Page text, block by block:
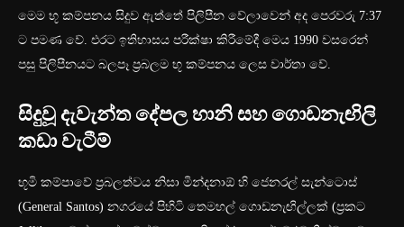
මෙම භූ කම්පනය සිදුව ඇත්තේ පිලිපීන වේලාවෙන් අද පෙරවරු 7:37
ට පමණ වේ. එරට ඉතිහාසය පරීක්ෂා කිරීමේදී මෙය 1990 වසරෙන්
පසු පිලිපීනයට බලපෑ ප්‍රබලම භූ කම්පනය ලෙස වාර්තා වේ.
සිදුවූ දැවැන්ත දේපල හානි සහ ගොඩනැඟිලි
කඩා වැටීම්
භූමි කම්පාවේ ප්‍රබලත්වය නිසා මින්දනාඕ හි ජෙනරල් සැන්ටොස්
(General Santos) නගරයේ පිහිටි තෙමහල් ගොඩනැඟිල්ලක් (ප්‍රකට